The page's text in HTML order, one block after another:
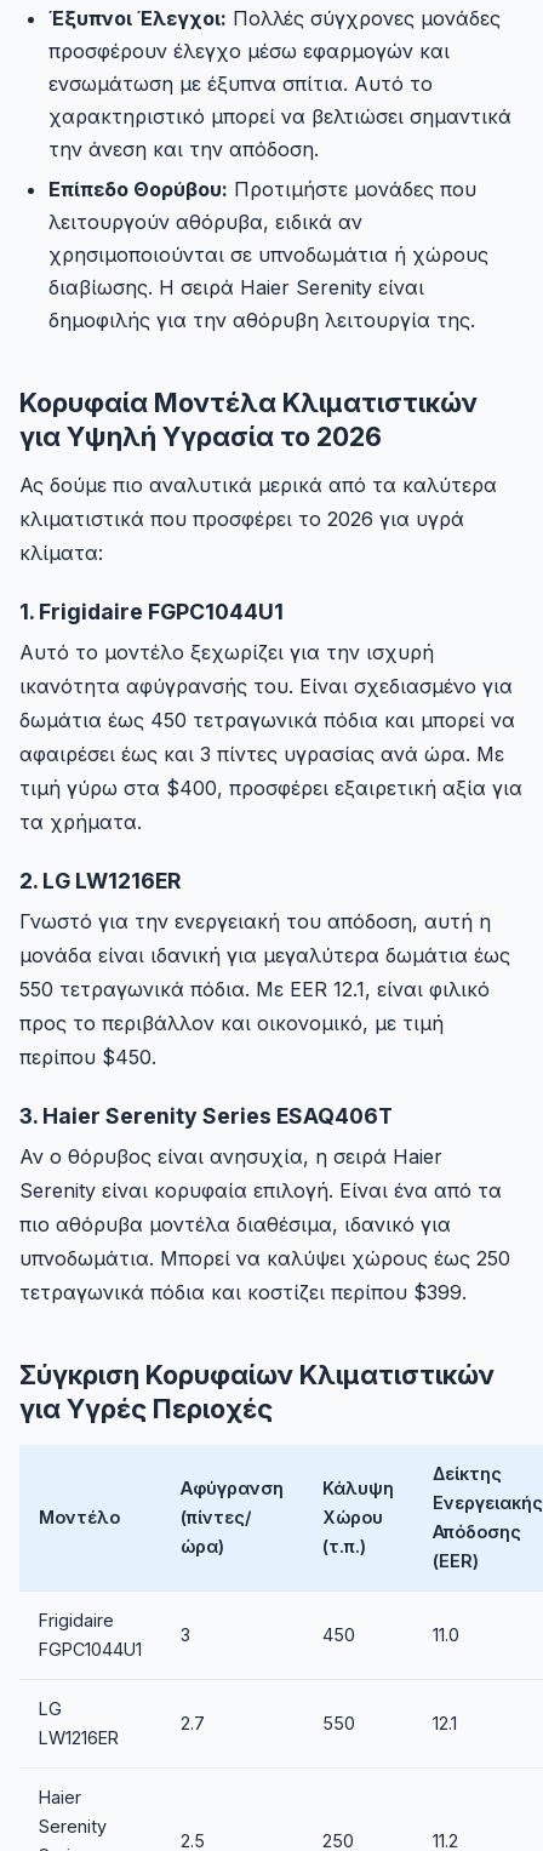
Έξυπνοι Έλεγχοι: Πολλές σύγχρονες μονάδες
προσφέρουν έλεγχο μέσω εφαρμογών και
ενσωμάτωση με έξυπνα σπίτια. Αυτό το
χαρακτηριστικό μπορεί να βελτιώσει σημαντικά
την άνεση και την απόδοση.
Επίπεδο Θορύβου: Προτιμήστε μονάδες που
λειτουργούν αθόρυβα, ειδικά αν
χρησιμοποιούνται σε υπνοδωμάτια ή χώρους
διαβίωσης. Η σειρά Haier Serenity είναι
δημοφιλής για την αθόρυβη λειτουργία της.
Κορυφαία Μοντέλα Κλιματιστικών
για Υψηλή Υγρασία το 2026
Ας δούμε πιο αναλυτικά μερικά από τα καλύτερα
κλιματιστικά που προσφέρει το 2026 για υγρά
κλίματα:
1. Frigidaire FGPC1044U1
Αυτό το μοντέλο ξεχωρίζει για την ισχυρή
ικανότητα αφύγρανσής του. Είναι σχεδιασμένο για
δωμάτια έως 450 τετραγωνικά πόδια και μπορεί να
αφαιρέσει έως και 3 πίντες υγρασίας ανά ώρα. Με
τιμή γύρω στα $400, προσφέρει εξαιρετική αξία για
τα χρήματα.
2. LG LW1216ER
Γνωστό για την ενεργειακή του απόδοση, αυτή η
μονάδα είναι ιδανική για μεγαλύτερα δωμάτια έως
550 τετραγωνικά πόδια. Με EER 12.1, είναι φιλικό
προς το περιβάλλον και οικονομικό, με τιμή
περίπου $450.
3. Haier Serenity Series ESAQ406T
Αν ο θόρυβος είναι ανησυχία, η σειρά Haier
Serenity είναι κορυφαία επιλογή. Είναι ένα από τα
πιο αθόρυβα μοντέλα διαθέσιμα, ιδανικό για
υπνοδωμάτια. Μπορεί να καλύψει χώρους έως 250
τετραγωνικά πόδια και κοστίζει περίπου $399.
Σύγκριση Κορυφαίων Κλιματιστικών
για Υγρές Περιοχές
Μοντέλο
Αφύγρανση
(πίντες/
ώρα)
Κάλυψη
Χώρου
(τ.π.)
Δείκτης
Ενεργειακής
Απόδοσης
(EER)
Frigidaire
FGPC1044U1
3 450 11.0
LG
LW1216ER
2.7 550 12.1
Haier
Serenity
2.5 250 11.2